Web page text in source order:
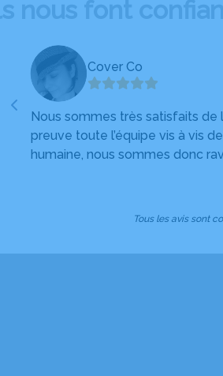
Cover Co
Nous sommes très satisfaits de
preuve toute l’équipe vis à vis
humaine, nous sommes donc
espérer mieux comme dernier
recommandons
Tous les avis sont